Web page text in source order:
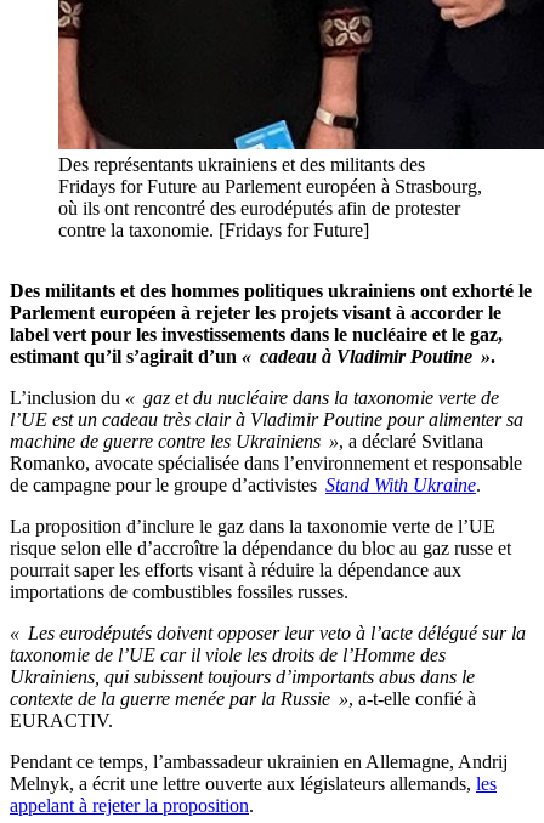
Des représentants ukrainiens et des militants des
Fridays for Future au Parlement européen à Strasbourg,
où ils ont rencontré des eurodéputés afin de protester
contre la taxonomie. [Fridays for Future]
Des militants et des hommes politiques ukrainiens ont exhorté le
Parlement européen à rejeter les projets visant à accorder le
label vert pour les investissements dans le nucléaire et le gaz,
estimant qu’il s’agirait d’un « cadeau à Vladimir Poutine ».
L’inclusion du « gaz et du nucléaire dans la taxonomie verte de
l’UE est un cadeau très clair à Vladimir Poutine pour alimenter sa
machine de guerre contre les Ukrainiens », a déclaré Svitlana
Romanko, avocate spécialisée dans l’environnement et responsable
de campagne pour le groupe d’activistes Stand With Ukraine.
La proposition d’inclure le gaz dans la taxonomie verte de l’UE
risque selon elle d’accroître la dépendance du bloc au gaz russe et
pourrait saper les efforts visant à réduire la dépendance aux
importations de combustibles fossiles russes.
« Les eurodéputés doivent opposer leur veto à l’acte délégué sur la
taxonomie de l’UE car il viole les droits de l’Homme des
Ukrainiens, qui subissent toujours d’importants abus dans le
contexte de la guerre menée par la Russie », a-t-elle confié à
EURACTIV.
Pendant ce temps, l’ambassadeur ukrainien en Allemagne, Andrij
Melnyk, a écrit une lettre ouverte aux législateurs allemands, les
appelant à rejeter la proposition.